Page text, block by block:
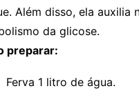
Além disso, ela
da glicose.
preparar:
Ferva 1 litro de água.